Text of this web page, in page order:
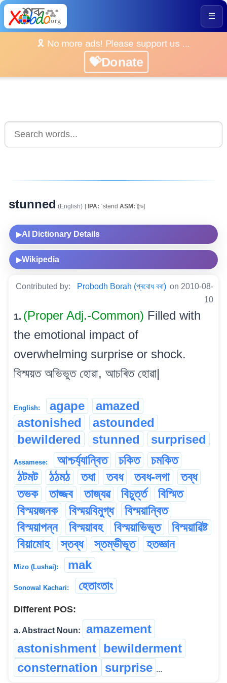
☰
🎗️ No more ads! Please support us ...
💝Donate
stunned (English) [IPA: ˈstənd ASM: ষ্টান্ড]
▶AI Dictionary Details
▶Wikipedia
Contributed by: Probodh Borah (প্ৰবোধ বৰা) on 2010-08-
10
1. (Proper Adj.-Common) Filled with
the emotional impact of
overwhelming surprise or shock.
বিস্ময়ত অভিভুত হোৱা, আচৰিত হোৱা|
English: agape
amazed
astonished
astounded
bewildered
stunned surprised
Assamese: আশ্চৰ্য্যান্বিত চকিত
চমকিত
ঠটমট
ঠঠমঠ তধা তবধ তবধ-লগা
তব্ধ
তভক
তাজ্জব তাজ্যৱ বিচুৰ্ত্ত
বিস্মিত
বিস্ময়জনক
বিস্ময়বিমুগ্ধ
বিস্ময়ান্বিত
বিস্ময়াপন্ন
বিস্ময়াবহ বিস্ময়াভিভূত
বিস্ময়াৱিষ্ট
বিয়ামোহ
স্তব্ধ স্তম্ভীভূত হতজ্ঞান
Mizo (Lushai): mak
Sonowal Kachari: হেতাংতাং
Different POS:
a. Abstract Noun:
amazement
astonishment bewilderment
consternation surprise ...